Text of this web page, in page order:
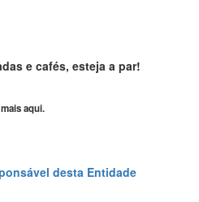
e cafés, esteja a par!
aqui.
desta Entidade